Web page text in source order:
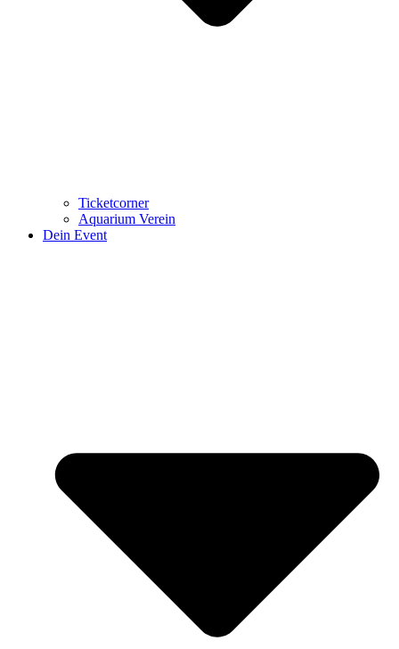
Ticketcorner
Aquarium Verein
Dein Event